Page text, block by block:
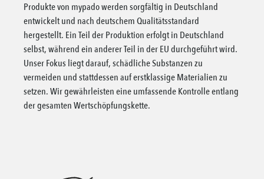
Produkte von mypado werden sorgfältig in Deutschland
entwickelt und nach deutschem Qualitätsstandard
hergestellt. Ein Teil der Produktion erfolgt in Deutschland
selbst, während ein anderer Teil in der EU durchgeführt wird.
Unser Fokus liegt darauf, schädliche Substanzen zu
vermeiden und stattdessen auf erstklassige Materialien zu
setzen. Wir gewährleisten eine umfassende Kontrolle entlang
der gesamten Wertschöpfungskette.